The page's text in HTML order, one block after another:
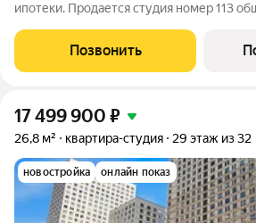
ипотеки. Продается студия номер 113
предчистовой отделкой. МОМЕНТС ЖК бизнес-класса,
расположен на расстоянии вытянутой
Позвонить
17 499 900 ₽
26,8 м² квартира-студия 29 этаж из 32
новостройка онлайн показ